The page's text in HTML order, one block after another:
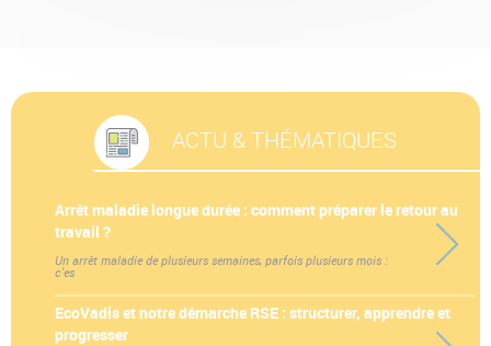
ACTU & THÉMATIQUES
Arrêt maladie longue durée : comment préparer le retour au
travail ?
Un arrêt maladie de plusieurs semaines, parfois plusieurs mois :
c'es
EcoVadis et notre démarche RSE : structurer, apprendre et
progresser